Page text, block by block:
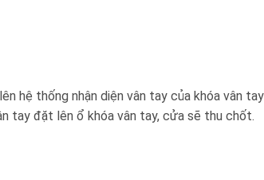
hệ thống nhận diện vân tay của khóa vân
tay đặt lên ổ khóa vân tay, cửa sẽ thu chốt.